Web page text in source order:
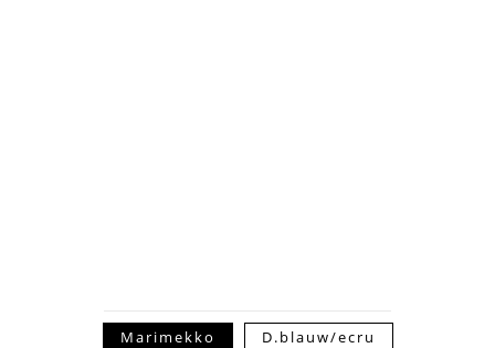
Marimekko D.blauw/ecru